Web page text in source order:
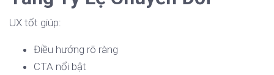
UX tốt giúp:
Điều hướng rõ ràng
CTA nổi bật